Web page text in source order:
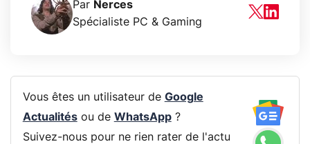
Par Nerces
Spécialiste PC & Gaming
Vous êtes un utilisateur de Google
Actualitésou de WhatsApp?
Suivez-nous pour ne rien rater de l'actu